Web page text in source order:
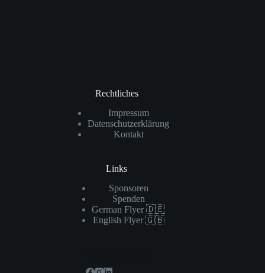
Rechtliches
Impressum
Datenschutzerklärung
Kontakt
Links
Sponsoren
Spenden
German Flyer 🇩🇪
English Flyer 🇬🇧